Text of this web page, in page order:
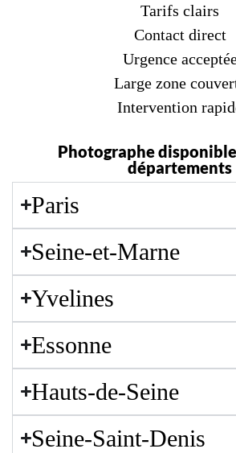
Tarifs clairs
Contact direct
Urgence
Large zone
Intervention
Photographe
départements
Paris
Seine-et-Marne
Yvelines
Essonne
Hauts-de-Seine
Seine-Saint-Denis